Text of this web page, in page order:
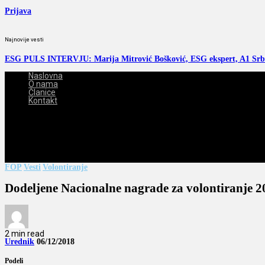
Prijava
Najnovije vesti
ESG PULS INTERVJU: Marija Mitrović Bošković, ESG ekspert, A1
Naslovna
O nama
Članice
Kontakt
FOP Vesti Volontiranje
Dodeljene Nacionalne nagrade za volontiranje
2 min read
Urednik 06/12/2018
Podeli